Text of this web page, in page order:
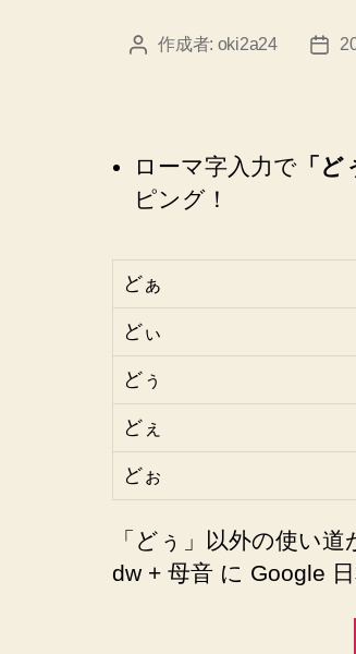
投 作成者: oki2a24
投
ローマ字入力で 「
ピング！
どぁ
どぃ
どぅ
どぇ
どぉ
「どぅ」以外の使い
dw + 母音 に Google